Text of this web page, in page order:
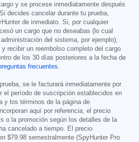
y se procese inmediatamente después
decides cancelar durante tu prueba,
de inmediato. Si, por cualquier
un cargo que no deseabas (lo cual
del sistema, por ejemplo),
recibir un reembolso completo del cargo
de los 30 días posteriores a la fecha de
frecuentes.
se le facturará inmediatamente por
el período de suscripción establecidos en
y los términos de la página de
aquí por referencia; el precio
o la promoción según los detalles de la
cancelado a tiempo. El precio
$79.98 semestralmente (SpyHunter Pro